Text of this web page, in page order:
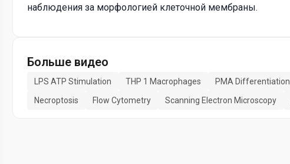
наблюдения за морфологией клеточной мембраны.
Больше видео
LPS ATP Stimulation THP 1 Macrophages PMA Differentiation
Necroptosis
Flow Cytometry Scanning Electron Microscopy